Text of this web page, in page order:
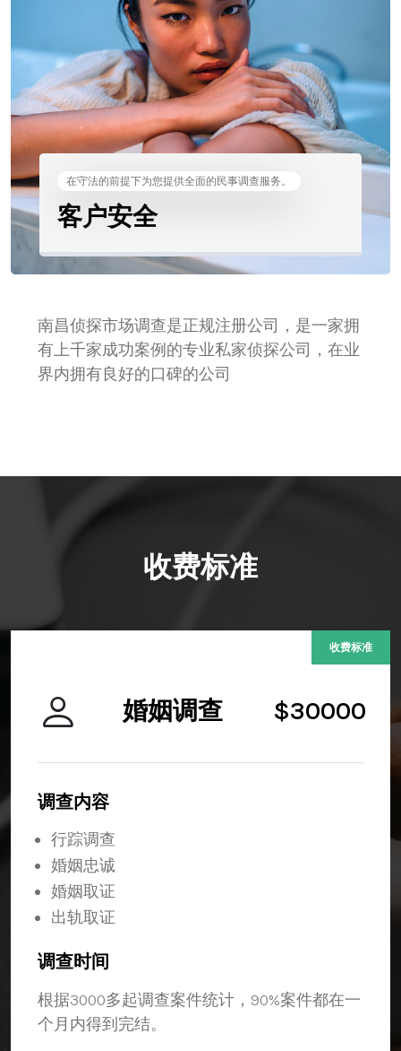
在守法的前提下为您提供全面的民事调查服务。
客户安全
南昌侦探市场调查是正规注册公司，是一家拥
有上千家成功案例的专业私家侦探公司，在业
界内拥有良好的口碑的公司
收费标准
婚姻调查 $30000
收费标准
调查内容
行踪调查
婚姻忠诚
婚姻取证
出轨取证
调查时间
根据3000多起调查案件统计，90%案件都在一
个月内得到完结。